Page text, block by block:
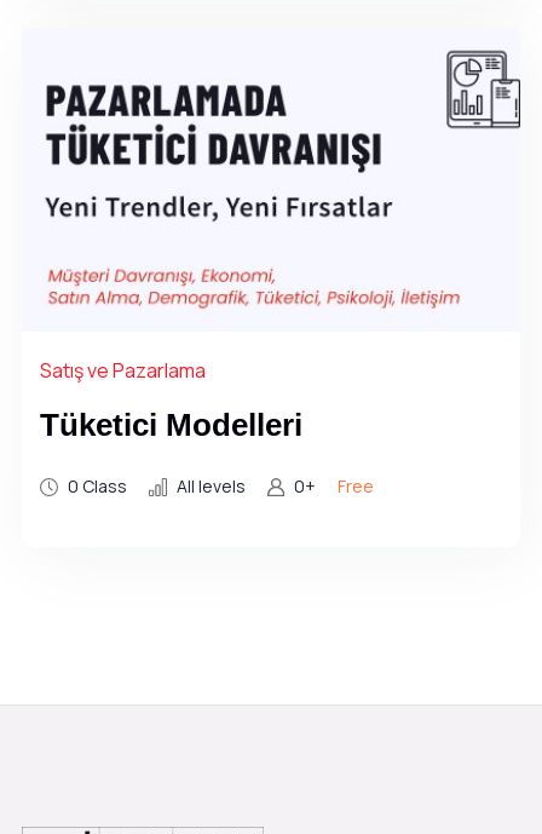
Satış ve Pazarlama
Tüketici Modelleri
0 Class All levels 0+ Free